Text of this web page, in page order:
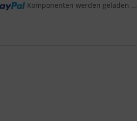
Komponenten werden geladen ...